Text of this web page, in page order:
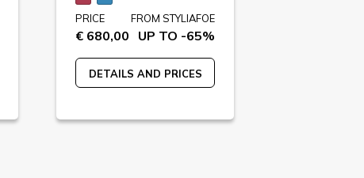
PRICE
€ 680,00
FROM STYLIAFOE
UP TO -65%
DETAILS AND PRICES